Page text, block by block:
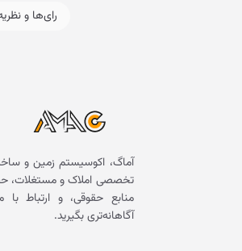
رای‌ها و
آماگ، اکوسیستم زمین و
تخصصی املاک و مستغلات،
منابع حقوقی، و ارتباط
آگاهانه‌تری بگیرید.